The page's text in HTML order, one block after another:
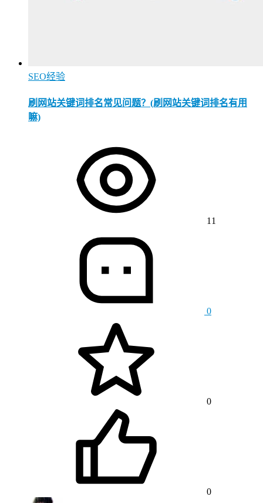
SEO经验
刷网站关键词排名常见问题？(刷网站关键词排名有用
嘛)
11
0
0
0